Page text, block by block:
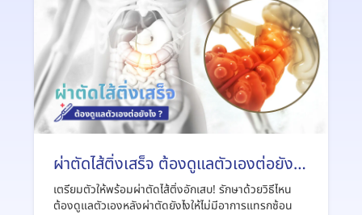
ผ่าตัดไส้ติ่งเสร็จ ต้องดูแลตัวเองต่อยังไง
?
เตรียมตัวให้พร้อมผ่าตัดไส้ติ่งอักเสบ! รักษาด้วยวิธีไหน
ต้องดูแลตัวเองหลังผ่าตัดยังไงให้ไม่มีอาการแทรกซ้อน